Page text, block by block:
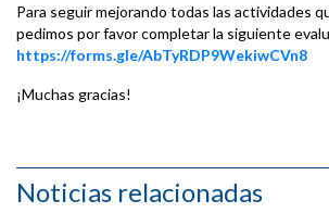
Para seguir mejorando todas las actividades
pedimos por favor completar la siguiente
https://forms.gle/AbTyRDP9WekiwCVn8
¡Muchas gracias!
Noticias relacionadas